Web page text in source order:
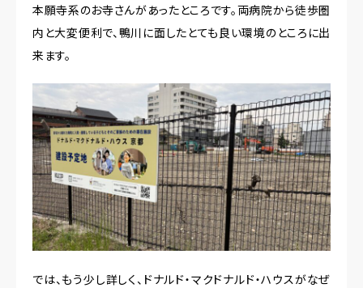
本願寺系のお寺さんがあったところです。両病院から徒歩圏
内と大変便利で、鴨川に面したとても良い環境のところに出
来ます。
では、もう少し詳しく、ドナルド・マクドナルド・ハウスがなぜ